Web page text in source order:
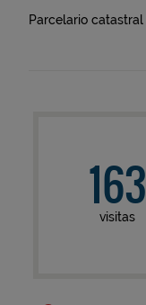
Parcelario
163
visitas